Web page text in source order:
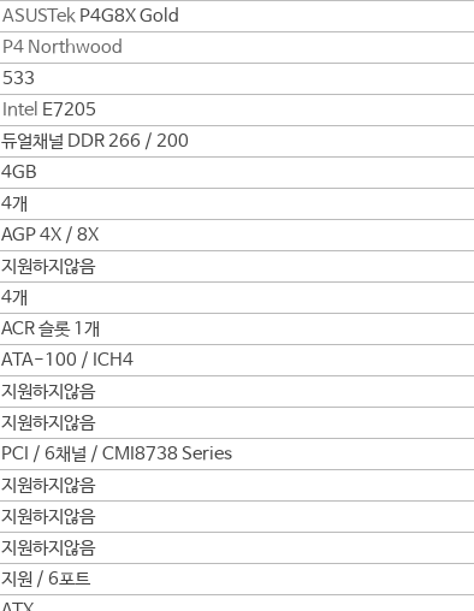
ASUSTek P4G8X Gold
P4 Northwood
533
Intel E7205
듀얼채널 DDR 266 / 200
4GB
4개
AGP 4X / 8X
지원하지않음
4개
ACR 슬롯 1개
ATA-100 / ICH4
지원하지않음
지원하지않음
PCI / 6채널 / CMI8738 Series
지원하지않음
지원하지않음
지원하지않음
지원 / 6포트